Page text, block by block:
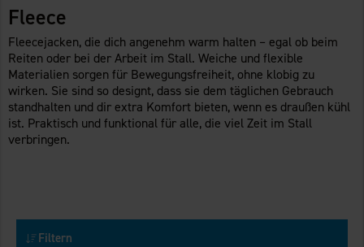
Fleece
Fleecejacken, die dich angenehm warm halten – egal ob beim
Reiten oder bei der Arbeit im Stall. Weiche und flexible
Materialien sorgen für Bewegungsfreiheit, ohne klobig zu
wirken. Sie sind so designt, dass sie dem täglichen Gebrauch
standhalten und dir extra Komfort bieten, wenn es draußen kühl
ist. Praktisch und funktional für alle, die viel Zeit im Stall
verbringen.
Filtern